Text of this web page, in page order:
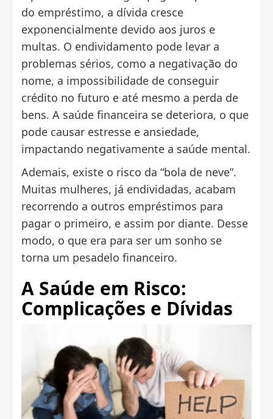
do empréstimo, a dívida cresce
exponencialmente devido aos juros e
multas. O endividamento pode levar a
problemas sérios, como a negativação do
nome, a impossibilidade de conseguir
crédito no futuro e até mesmo a perda de
bens. A saúde financeira se deteriora, o que
pode causar estresse e ansiedade,
impactando negativamente a saúde mental.
Ademais, existe o risco da “bola de neve”.
Muitas mulheres, já endividadas, acabam
recorrendo a outros empréstimos para
pagar o primeiro, e assim por diante. Desse
modo, o que era para ser um sonho se
torna um pesadelo financeiro.
A Saúde em Risco:
Complicações e Dívidas